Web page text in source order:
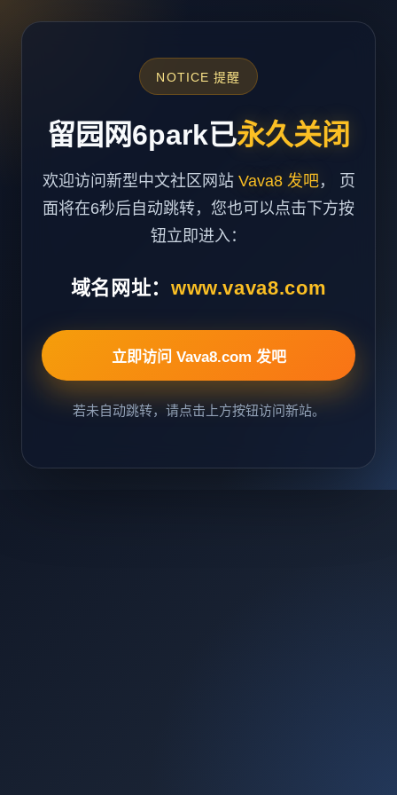
NOTICE 提醒
留园网6park已永久关闭
欢迎访问新型中文社区网站 Vava8 发吧， 页
面将在6秒后自动跳转，您也可以点击下方按
钮立即进入：
域名网址： www.vava8.com
立即访问 Vava8.com 发吧
若未自动跳转，请点击上方按钮访问新站。